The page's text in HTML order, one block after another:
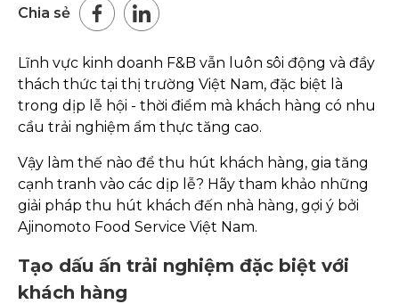
Chia sẻ
Lĩnh vực kinh doanh F&B vẫn luôn sôi động và đầy
thách thức tại thị trường Việt Nam, đặc biệt là
trong dịp lễ hội - thời điểm mà khách hàng có nhu
cầu trải nghiệm ẩm thực tăng cao.
Vậy làm thế nào để thu hút khách hàng, gia tăng
cạnh tranh vào các dịp lễ? Hãy tham khảo những
giải pháp thu hút khách đến nhà hàng, gợi ý bởi
Ajinomoto Food Service Việt Nam.
Tạo dấu ấn trải nghiệm đặc biệt với
khách hàng